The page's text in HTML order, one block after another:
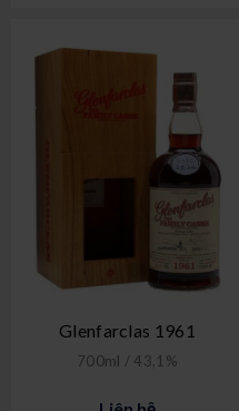
Glenfarclas 1961
700ml / 43,1%